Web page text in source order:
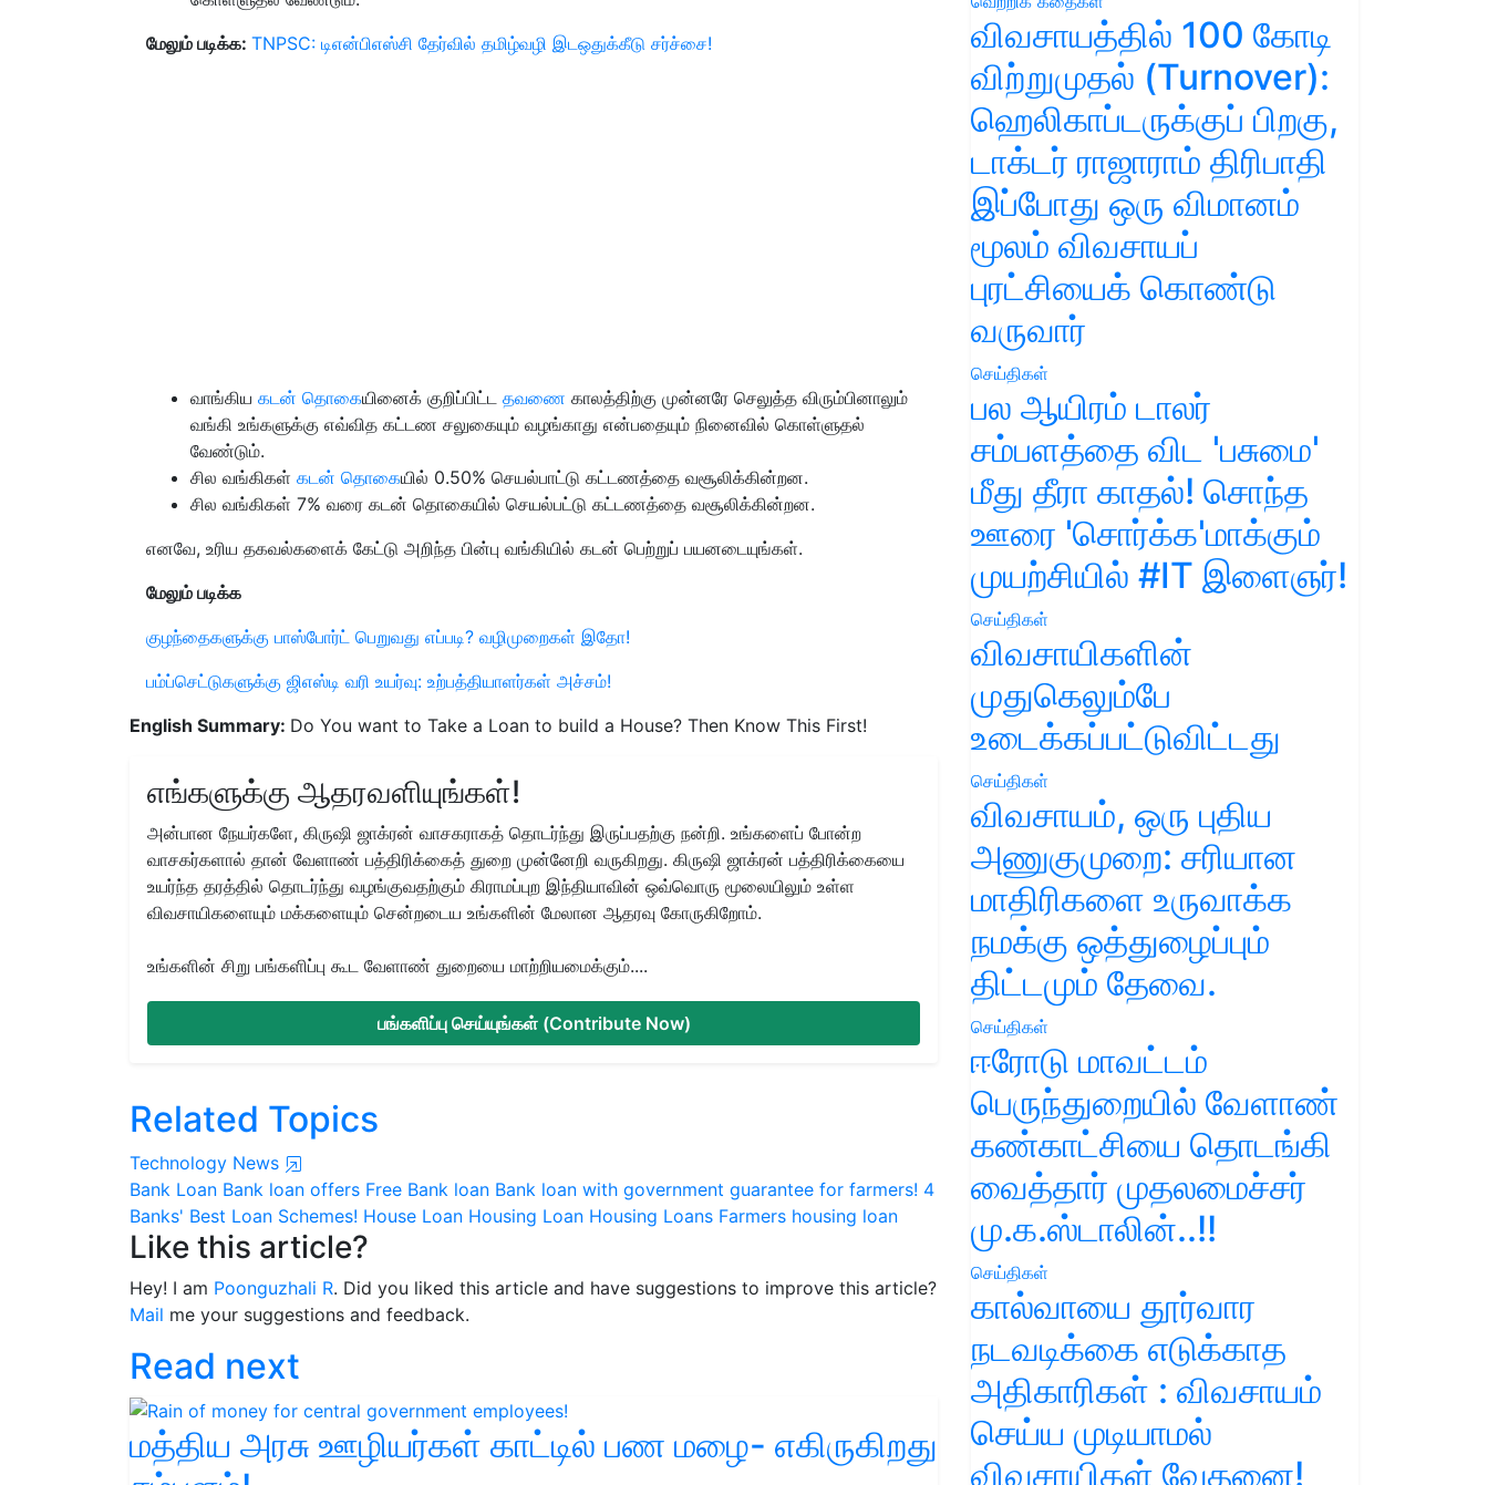
மேலும் படிக்க: TNPSC: டிஎன்பிஎஸ்சி தேர்வில் தமிழ்வழி இடஒதுக்கீடு சர்ச்சை!
வாங்கிய கடன் தொகையினைக் குறிப்பிட்ட தவணை காலத்திற்கு முன்னரே செலுத்த விரும்பினாலும்
வங்கி உங்களுக்கு எவ்வித கட்டண சலுகையும் வழங்காது என்பதையும் நினைவில் கொள்ளுதல்
வேண்டும்.
சில வங்கிகள் கடன் தொகையில் 0.50% செயல்பாட்டு கட்டணத்தை வசூலிக்கின்றன.
சில வங்கிகள் 7% வரை கடன் தொகையில் செயல்பட்டு கட்டணத்தை வசூலிக்கின்றன.
எனவே, உரிய தகவல்களைக் கேட்டு அறிந்த பின்பு வங்கியில் கடன் பெற்றுப் பயனடையுங்கள்.
மேலும் படிக்க
குழந்தைகளுக்கு பாஸ்போர்ட் பெறுவது எப்படி? வழிமுறைகள் இதோ!
பம்ப்செட்டுகளுக்கு ஜிஎஸ்டி வரி உயர்வு: உற்பத்தியாளர்கள் அச்சம்!
English Summary: Do You want to Take a Loan to build a House? Then Know This First!
எங்களுக்கு ஆதரவளியுங்கள்!
அன்பான நேயர்களே, கிருஷி ஜாக்ரன் வாசகராகத் தொடர்ந்து இருப்பதற்கு நன்றி. உங்களைப் போன்ற
வாசகர்களால் தான் வேளாண் பத்திரிக்கைத் துறை முன்னேறி வருகிறது. கிருஷி ஜாக்ரன் பத்திரிக்கையை
உயர்ந்த தரத்தில் தொடர்ந்து வழங்குவதற்கும் கிராமப்புற இந்தியாவின் ஒவ்வொரு மூலையிலும் உள்ள
விவசாயிகளையும் மக்களையும் சென்றடைய உங்களின் மேலான ஆதரவு கோருகிறோம்.
உங்களின் சிறு பங்களிப்பு கூட வேளாண் துறையை மாற்றியமைக்கும்....
பங்களிப்பு செய்யுங்கள் (Contribute Now)
Related Topics
Technology News
Bank Loan Bank loan offers Free Bank loan Bank loan with government guarantee for farmers! 4
Banks' Best Loan Schemes! House Loan Housing Loan Housing Loans Farmers housing loan
Like this article?
Hey! I am Poonguzhali R. Did you liked this article and have suggestions to improve this article?
Mail me your suggestions and feedback.
Read next
மத்திய அரசு ஊழியர்கள் காட்டில் பண மழை- எகிருகிறது
விவசாயத்தில் 100 கோடி
விற்றுமுதல் (Turnover):
ஹெலிகாப்டருக்குப் பிறகு,
டாக்டர் ராஜாராம் திரிபாதி
இப்போது ஒரு விமானம்
மூலம் விவசாயப்
புரட்சியைக் கொண்டு
வருவார்
செய்திகள்
பல ஆயிரம் டாலர்
சம்பளத்தை விட 'பசுமை'
மீது தீரா காதல்! சொந்த
ஊரை 'சொர்க்க'மாக்கும்
முயற்சியில் #IT இளைஞர்!
செய்திகள்
விவசாயிகளின்
முதுகெலும்பே
உடைக்கப்பட்டுவிட்டது
செய்திகள்
விவசாயம், ஒரு புதிய
அணுகுமுறை: சரியான
மாதிரிகளை உருவாக்க
நமக்கு ஒத்துழைப்பும்
திட்டமும் தேவை.
செய்திகள்
ஈரோடு மாவட்டம்
பெருந்துறையில் வேளாண்
கண்காட்சியை தொடங்கி
வைத்தார் முதலமைச்சர்
மு.க.ஸ்டாலின்..!!
செய்திகள்
கால்வாயை தூர்வார
நடவடிக்கை எடுக்காத
அதிகாரிகள் : விவசாயம்
செய்ய முடியாமல்
விவசாயிகள் வேதனை!